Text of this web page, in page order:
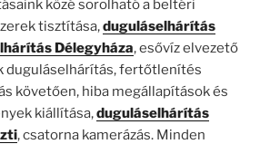
közé sorolható a beltéri
tisztítása,duguláselhárítás
Délegyháza, esővíz elvezető
duguláselhárítás, fertőtlenítés
követően, hiba megállapítások és
kiállítása,duguláselhárítás
, csatorna kamerázás. Minden